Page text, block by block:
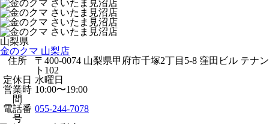
山梨県
金のクマ 山梨店
住所
〒400-0074 山梨県甲府市千塚2丁目5-8 窪田ビル テナン
ト102
定休日 水曜日
営業時
間
10:00〜19:00
電話番
号
055-244-7078